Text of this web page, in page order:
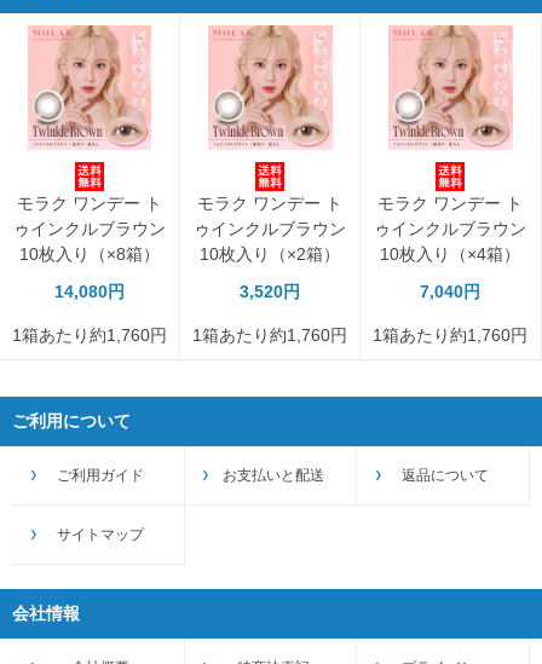
モラク ワンデー ト
ゥインクルブラウン
10枚入り（×8箱）
14,080円
1箱あたり約1,760円
モラク ワンデー ト
ゥインクルブラウン
10枚入り（×2箱）
3,520円
1箱あたり約1,760円
モラク ワンデー ト
ゥインクルブラウン
10枚入り（×4箱）
7,040円
1箱あたり約1,760円
ご利用について
ご利用ガイド お支払いと配送 返品について
サイトマップ
会社情報